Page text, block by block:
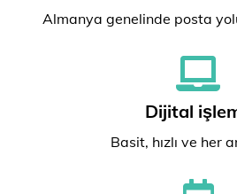
Almanya genelinde posta
Dijital
Basit, hızlı ve her